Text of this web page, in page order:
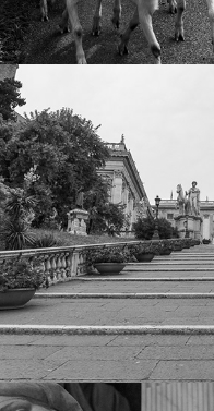
Dissipatio H. G.